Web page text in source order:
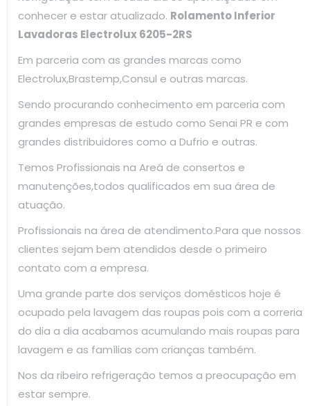
conhecer e estar atualizado. Rolamento Inferior
Lavadoras Electrolux 6205-2RS
Em parceria com as grandes marcas como
Electrolux,Brastemp,Consul e outras marcas.
Sendo procurando conhecimento em parceria com
grandes empresas de estudo como Senai PR e com
grandes distribuidores como a Dufrio e outras.
Temos Profissionais na Areá de consertos e
manutenções,todos qualificados em sua área de
atuação.
Profissionais na área de atendimento.Para que nossos
clientes sejam bem atendidos desde o primeiro
contato com a empresa.
Uma grande parte dos serviços domésticos hoje é
ocupado pela lavagem das roupas pois com a correria
do dia a dia acabamos acumulando mais roupas para
lavagem e as famílias com crianças também.
Nos da ribeiro refrigeração temos a preocupação em
estar sempre.